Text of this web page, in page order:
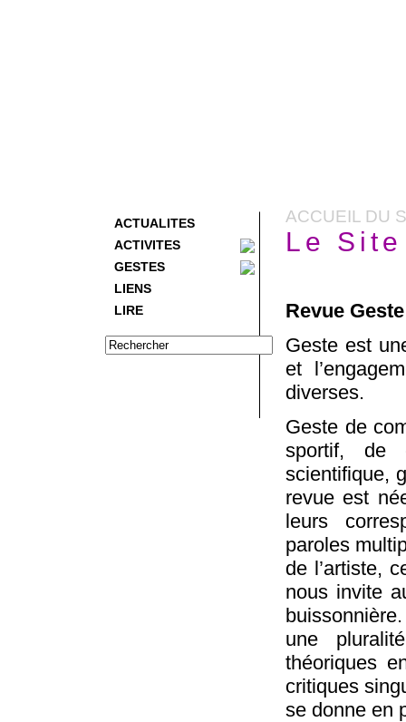
ACTUALITES
ACTIVITES
GESTES
LIENS
LIRE
ACCUEIL DU
Le
Revue Geste
Geste est
et
diverses.
Geste de
sportif, de
scientifique,
revue est
leurs
paroles
de l’artiste,
nous invite
une
théoriques
critiques
se donne en